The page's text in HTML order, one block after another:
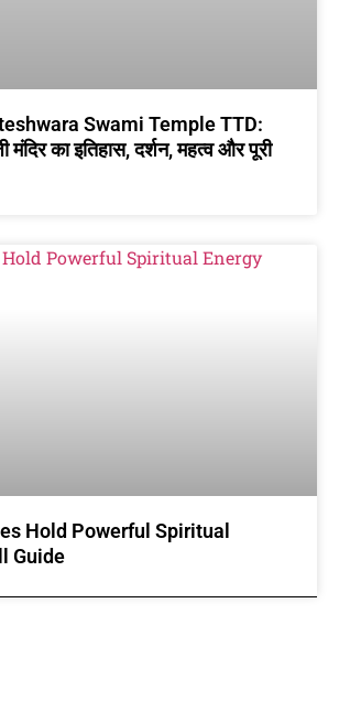
Swami Temple TTD:
मंदिर का इतिहास, दर्शन, महत्व और पूरी
Hold Powerful Spiritual
Guide